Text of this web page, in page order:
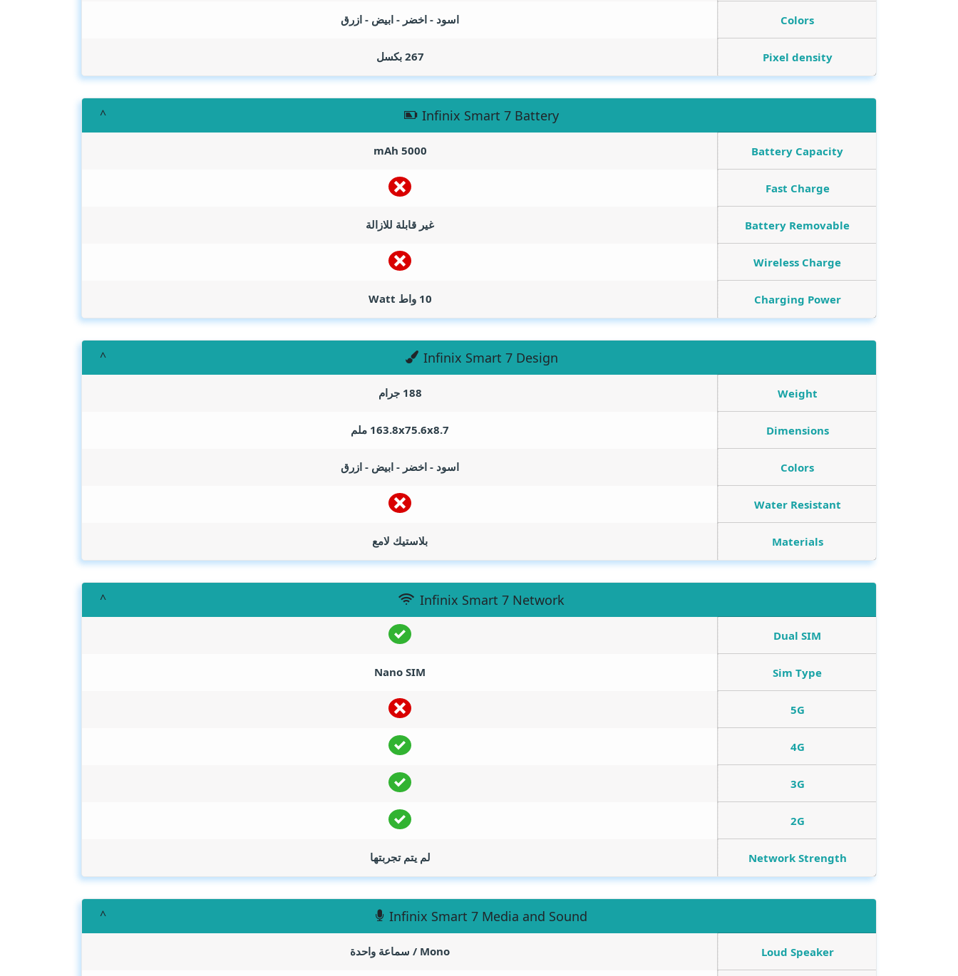
Colors اسود - اخضر - ابيض - ازرق
Pixel density 267 بكسل
Infinix Smart 7 Battery
Battery Capacity
5000
mAh
Fast Charge
Battery Removable غير قابلة للازالة
Wireless Charge
Charging Power 10 واط Watt
Infinix Smart 7 Design
Weight 188 جرام
Dimensions 163.8x75.6x8.7 ملم
Colors اسود - اخضر - ابيض - ازرق
Water Resistant
Materials بلاستيك لامع
Infinix Smart 7 Network
Dual SIM
Sim Type
Nano SIM
5G
4G
3G
2G
Network Strength لم يتم تجربتها
Infinix Smart 7 Media and Sound
Loud Speaker Mono / سماعة واحدة